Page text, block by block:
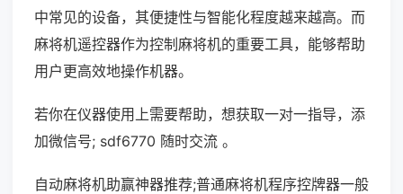
中常见的设备，其便捷性与智能化程度越来越高。而
麻将机遥控器作为控制麻将机的重要工具，能够帮助
用户更高效地操作机器。
若你在仪器使用上需要帮助，想获取一对一指导，添
加微信号; sdf6770 随时交流 。
自动麻将机助赢神器推荐;普通麻将机程序控牌器一般